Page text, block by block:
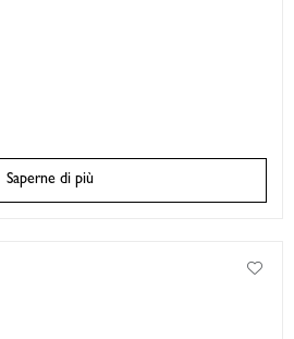
Saperne di più